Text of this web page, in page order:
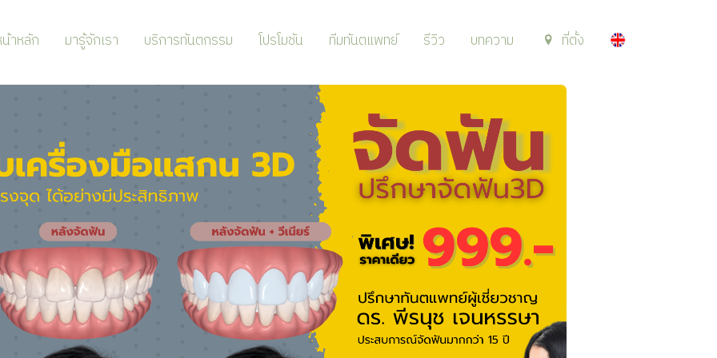
าหลัก มารู้จักเรา บริการทันตกรรม โปรโมชัน ทีมทันตแพทย์ รีวิว บทความ ที่ตั้ง